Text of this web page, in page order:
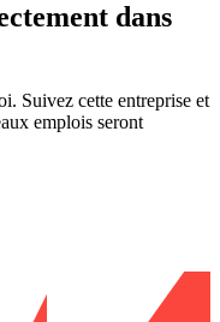
dans
Suivez cette entreprise et
emplois seront